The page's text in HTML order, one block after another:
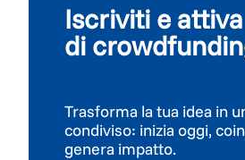
Iscriviti e
di
Trasforma la tua idea in
condiviso: inizia oggi,
genera impatto.